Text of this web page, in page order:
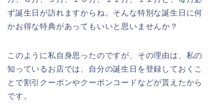
ず誕生日が訪れますからね。そんな特別な誕生日に何
かお得な特典があってもいいと思いませんか？
このように私自身思ったのですが、その理由は、私の
知っているお店では、自分の誕生日を登録しておくこ
とで割引クーポンやクーポンコードなどが貰えたから
です。